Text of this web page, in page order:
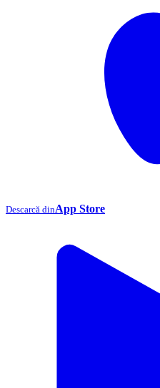
Descarcă dinApp Store